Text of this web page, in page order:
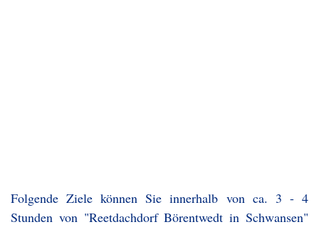
Folgende Ziele können Sie innerhalb von ca. 3 - 4
Stunden von "Reetdachdorf Börentwedt in Schwansen"